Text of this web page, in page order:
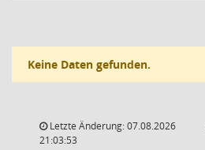
Keine Daten gefunden.
Letzte Änderung: 07.08.2026
21:03:53